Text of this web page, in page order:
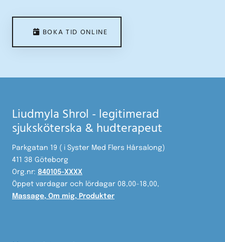
BOKA TID ONLINE
Liudmyla Shrol - legitimerad
sjuksköterska & hudterapeut
Parkgatan 19 ( i Syster Med Flers Hårsalong)
411 38 Göteborg
Org.nr: 840105-XXXX
Öppet vardagar och lördagar 08,00-18,00,
Massage, Om mig, Produkter